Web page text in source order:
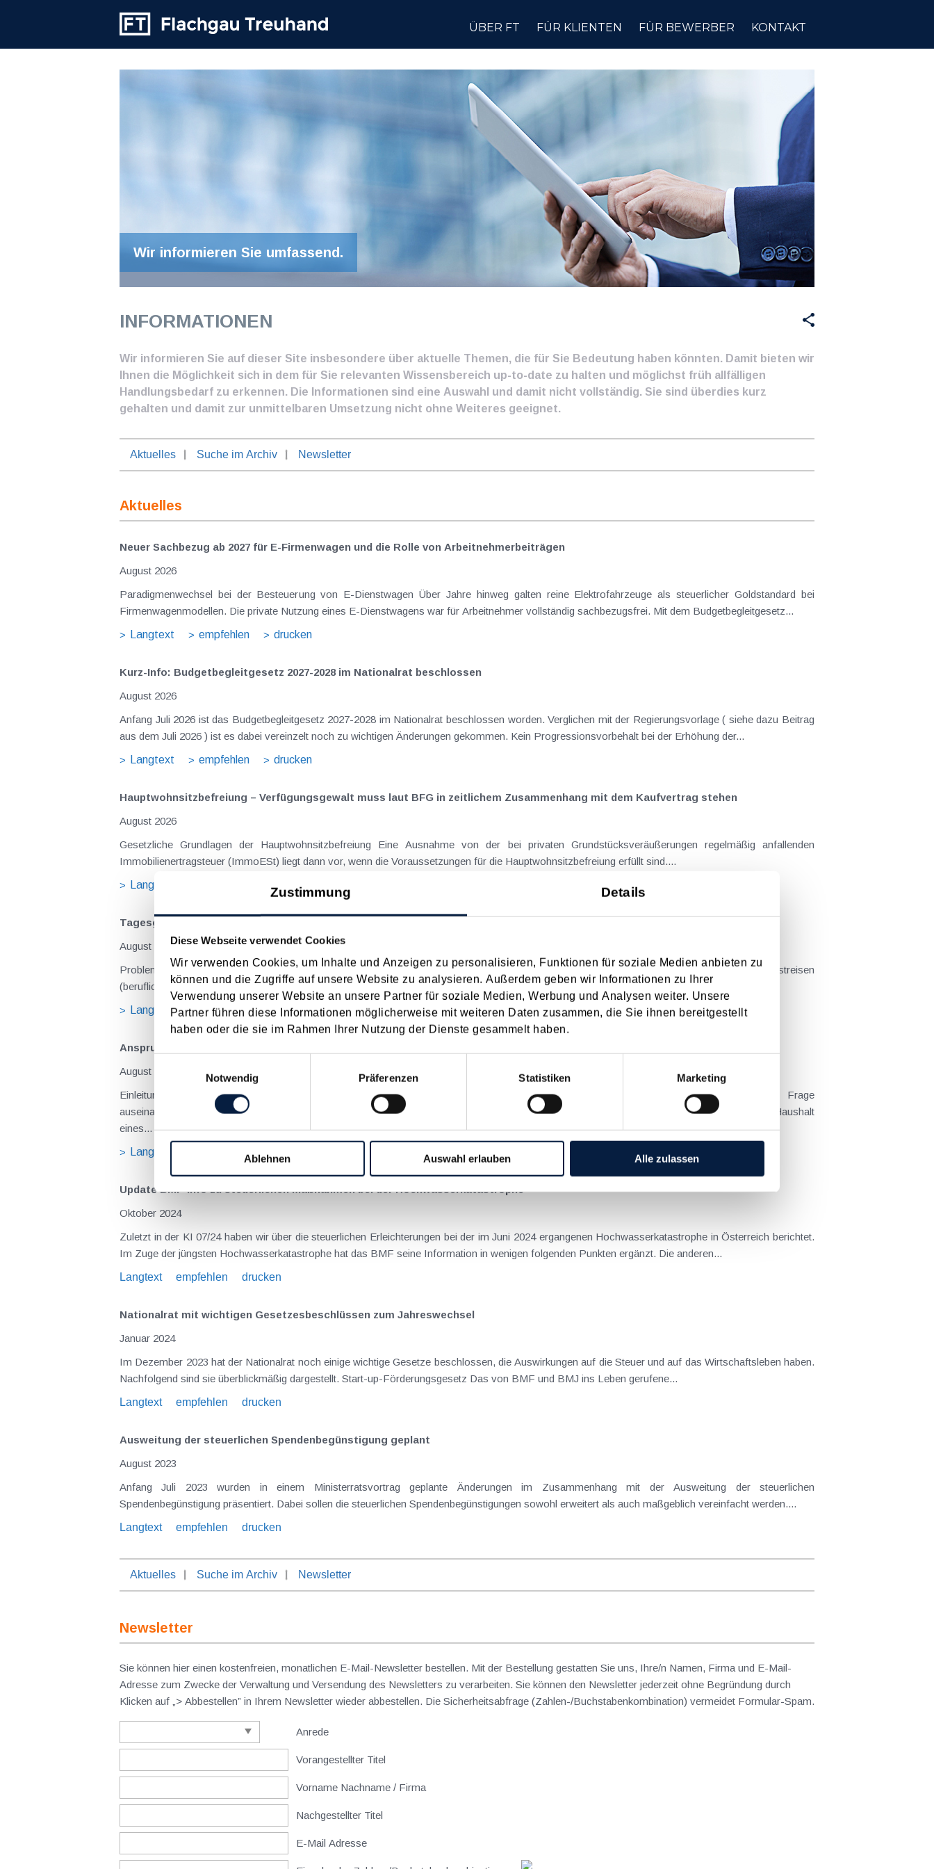
Zustimmung Details
Diese Webseite verwendet Cookies
Wir verwenden Cookies, um Inhalte und Anzeigen zu personalisieren, Funktionen für soziale Medien anbieten zu
können und die Zugriffe auf unsere Website zu analysieren. Außerdem geben wir Informationen zu Ihrer
Verwendung unserer Website an unsere Partner für soziale Medien, Werbung und Analysen weiter. Unsere
Partner führen diese Informationen möglicherweise mit weiteren Daten zusammen, die Sie ihnen bereitgestellt
haben oder die sie im Rahmen Ihrer Nutzung der Dienste gesammelt haben.
Notwendig
Präferenzen Statistiken Marketing
Ablehnen Auswahl erlauben Alle zulassen
ÜBER FT FÜR KLIENTEN FÜR BEWERBER KONTAKT
Wir informieren Sie umfassend.
INFORMATIONEN
Wir informieren Sie auf dieser Site insbesondere über aktuelle Themen, die für Sie Bedeutung haben könnten. Damit bieten wir
Ihnen die Möglichkeit sich in dem für Sie relevanten Wissensbereich up-to-date zu halten und möglichst früh allfälligen
Handlungsbedarf zu erkennen. Die Informationen sind eine Auswahl und damit nicht vollständig. Sie sind überdies kurz
gehalten und damit zur unmittelbaren Umsetzung nicht ohne Weiteres geeignet.
Aktuelles Suche im Archiv Newsletter
Aktuelles
Neuer Sachbezug ab 2027 für E-Firmenwagen und die Rolle von Arbeitnehmer​­beiträgen
August 2026
Paradigmenwechsel bei der Besteuerung von E-Dienstwagen Über Jahre hinweg galten reine Elektrofahrzeuge als steuerlicher Goldstandard bei
Firmenwagenmodellen. Die private Nutzung eines E-Dienstwagens war für Arbeitnehmer vollständig sachbezugsfrei. Mit dem Budgetbegleitgesetz...
Langtext
empfehlen drucken
Kurz-Info: Budgetbegleitgesetz 2027-2028 im Nationalrat beschlossen
August 2026
Anfang Juli 2026 ist das Budgetbegleitgesetz 2027-2028 im Nationalrat beschlossen worden. Verglichen mit der Regierungsvorlage ( siehe dazu Beitrag
aus dem Juli 2026 ) ist es dabei vereinzelt noch zu wichtigen Änderungen gekommen. Kein Progressionsvorbehalt bei der Erhöhung der...
Langtext
empfehlen drucken
Hauptwohnsitz​­befreiung – Verfügungsgewalt muss laut BFG in zeitlichem Zusammenhang mit dem Kaufvertrag stehen
August 2026
Gesetzliche Grundlagen der Hauptwohnsitzbefreiung Eine Ausnahme von der bei privaten Grundstücksveräußerungen regelmäßig anfallenden
Immobilienertragsteuer (ImmoESt) liegt dann vor, wenn die Voraussetzungen für die Hauptwohnsitzbefreiung erfüllt sind....
Langtext
drucken
Tagesgelder auch bei eintägiger Reise ohne Nächtigung
August 2026
Problemstellung und rechtlicher Hintergrund Tagesgelder sollen Verpflegungsmehraufwendungen ausgleichen, welche im Zuge von Dienstreisen
(beruflich bedingten Reisen) durch die Unkenntnis über die lokale Gastronomie resultieren – typischerweise stellt sich das Problem in der...
Langtext
empfehlen drucken
Anspruch auf Familienbeihilfe bei geschiedenen Eltern
August 2026
Einleitung und Kernaussage der Entscheidung Das Bundesfinanzgericht (GZ RV/7103366/2025 vom 10.02.2026) hatte sich mit der Frage
auseinanderzusetzen, welchem Elternteil nach einer Scheidung die Familienbeihilfe zusteht, wenn sich das Kind tatsächlich überwiegend im Haushalt
eines...
Langtext
empfehlen
Update BMF-Info zu steuerlichen Maßnahmen bei der Hochwasserkatastrophe
Oktober 2024
Zuletzt in der KI 07/24 haben wir über die steuerlichen Erleichterungen bei der im Juni 2024 ergangenen Hochwasserkatastrophe in Österreich berichtet.
Im Zuge der jüngsten Hochwasserkatastrophe hat das BMF seine Information in wenigen folgenden Punkten ergänzt. Die anderen...
Langtext
empfehlen drucken
Nationalrat mit wichtigen Gesetzesbeschlüssen zum Jahreswechsel
Januar 2024
Im Dezember 2023 hat der Nationalrat noch einige wichtige Gesetze beschlossen, die Auswirkungen auf die Steuer und auf das Wirtschaftsleben haben.
Nachfolgend sind sie überblickmäßig dargestellt. Start-up-Förderungsgesetz Das von BMF und BMJ ins Leben gerufene...
Langtext
empfehlen drucken
Ausweitung der steuerlichen Spendenbegünstigung geplant
August 2023
Anfang Juli 2023 wurden in einem Ministerratsvortrag geplante Änderungen im Zusammenhang mit der Ausweitung der steuerlichen
Spendenbegünstigung präsentiert. Dabei sollen die steuerlichen Spendenbegünstigungen sowohl erweitert als auch maßgeblich vereinfacht werden....
Langtext
empfehlen drucken
Aktuelles Suche im Archiv Newsletter
Newsletter
Sie können hier einen kostenfreien, monatlichen E-Mail-Newsletter bestellen. Mit der Bestellung gestatten Sie uns, Ihre/n Namen, Firma und E-Mail-
Adresse zum Zwecke der Verwaltung und Versendung des Newsletters zu verarbeiten. Sie können den Newsletter jederzeit ohne Begründung durch
Klicken auf „> Abbestellen” in Ihrem Newsletter wieder abbestellen. Die Sicherheitsabfrage (Zahlen-/Buchstabenkombination) vermeidet Formular-Spam.
Anrede
Vorangestellter Titel
Vorname Nachname / Firma
Nachgestellter Titel
E-Mail Adresse